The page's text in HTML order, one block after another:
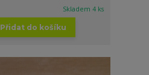
Skladem 4 ks
Přidat do košíku